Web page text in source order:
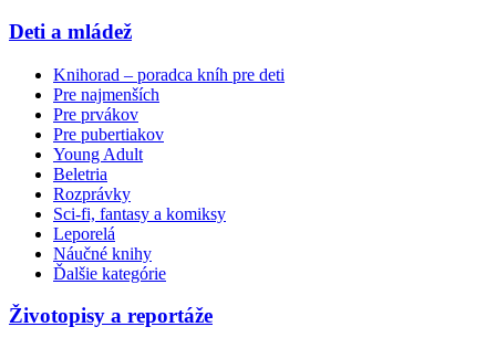
Deti a mládež
Knihorad – poradca kníh pre deti
Pre najmenších
Pre prvákov
Pre pubertiakov
Young Adult
Beletria
Rozprávky
Sci-fi, fantasy a komiksy
Leporelá
Náučné knihy
Ďalšie kategórie
Životopisy a reportáže